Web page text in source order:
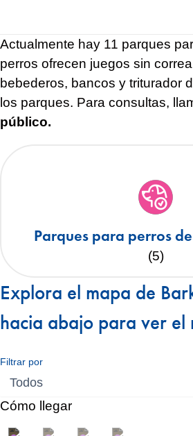
Actualmente hay 11 parques
perros ofrecen juegos sin
bebederos, bancos y triturador
los parques. Para consultas,
público.
Parques para perros
(5)
Explora el mapa de
hacia abajo para ver
Filtrar por
Cómo llegar